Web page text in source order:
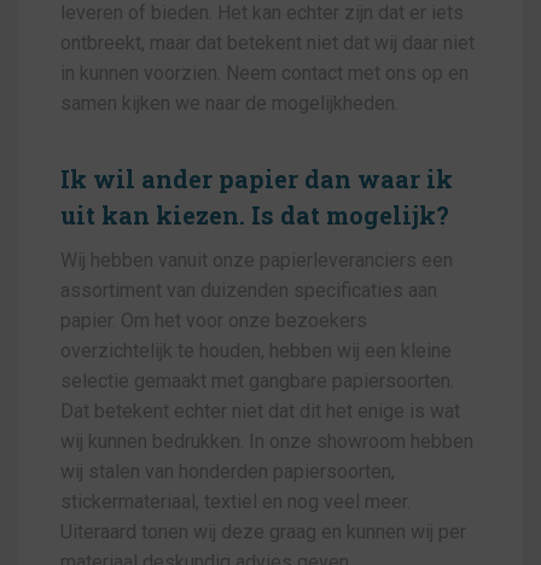
leveren of bieden. Het kan echter zijn dat er iets
ontbreekt, maar dat betekent niet dat wij daar niet
in kunnen voorzien. Neem contact met ons op en
samen kijken we naar de mogelijkheden.
Ik wil ander papier dan waar ik
uit kan kiezen. Is dat mogelijk?
Wij hebben vanuit onze papierleveranciers een
assortiment van duizenden specificaties aan
papier. Om het voor onze bezoekers
overzichtelijk te houden, hebben wij een kleine
selectie gemaakt met gangbare papiersoorten.
Dat betekent echter niet dat dit het enige is wat
wij kunnen bedrukken. In onze showroom hebben
wij stalen van honderden papiersoorten,
stickermateriaal, textiel en nog veel meer.
Uiteraard tonen wij deze graag en kunnen wij per